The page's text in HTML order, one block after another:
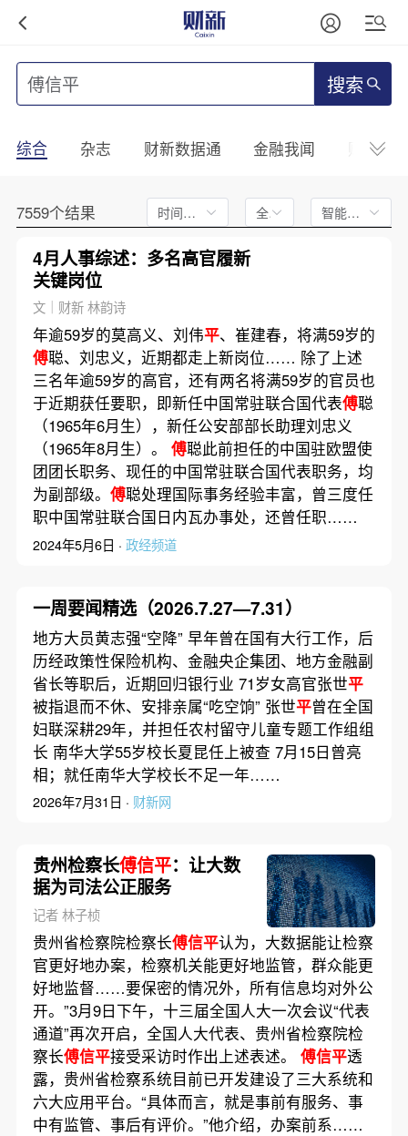
搜索
综合 杂志 财新数据通 金融我闻 财新
7559个结果 时间不限 全文 智能排序
4月人事综述：多名高官履新
关键岗位
文｜财新 林韵诗
年逾59岁的莫高义、刘伟平、崔建春，将满59岁的
傅聪、刘忠义，近期都走上新岗位…… 除了上述
三名年逾59岁的高官，还有两名将满59岁的官员也
于近期获任要职，即新任中国常驻联合国代表傅聪
（1965年6月生），新任公安部部长助理刘忠义
（1965年8月生）。 傅聪此前担任的中国驻欧盟使
团团长职务、现任的中国常驻联合国代表职务，均
为副部级。 傅聪处理国际事务经验丰富，曾三度任
职中国常驻联合国日内瓦办事处，还曾任职……
2024年5月6日 · 政经频道
一周要闻精选（2026.7.27—7.31）
地方大员黄志强“空降” 早年曾在国有大行工作，后
历经政策性保险机构、金融央企集团、地方金融副
省长等职后，近期回归银行业 71岁女高官张世平
被指退而不休、安排亲属“吃空饷” 张世平曾在全国
妇联深耕29年，并担任农村留守儿童专题工作组组
长 南华大学55岁校长夏昆任上被查 7月15日曾亮
相；就任南华大学校长不足一年……
2026年7月31日 · 财新网
贵州检察长傅信平：让大数
据为司法公正服务
记者 林子桢
贵州省检察院检察长傅信平认为，大数据能让检察
官更好地办案，检察机关能更好地监管，群众能更
好地监督……要保密的情况外，所有信息均对外公
开。”3月9日下午，十三届全国人大一次会议“代表
通道”再次开启，全国人大代表、贵州省检察院检
察长傅信平接受采访时作出上述表述。 傅信平透
露，贵州省检察系统目前已开发建设了三大系统和
六大应用平台。“具体而言，就是事前有服务、事
中有监管、事后有评价。”他介绍，办案前系……